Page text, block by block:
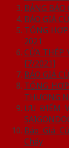
BẢNG BÁO
BÁO GIÁ
TỔNG
2021
CỬA THÉP
[7/2021]
BÁO GIÁ
TỔNG
THƯỢNG
ƯU ĐIỂM
Báo Giá
Cháy